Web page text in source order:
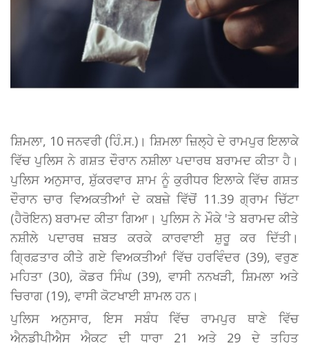
ਸ਼ਿਮਲਾ, 10 ਜਨਵਰੀ (ਹਿੰ.ਸ.)। ਸ਼ਿਮਲਾ ਜ਼ਿਲ੍ਹੇ ਦੇ ਰਾਮਪੁਰ ਇਲਾਕੇ
ਵਿੱਚ ਪੁਲਿਸ ਨੇ ਗਸ਼ਤ ਦੌਰਾਨ ਨਸ਼ੀਲਾ ਪਦਾਰਥ ਬਰਾਮਦ ਕੀਤਾ ਹੈ।
ਪੁਲਿਸ ਅਨੁਸਾਰ, ਸ਼ੁੱਕਰਵਾਰ ਸ਼ਾਮ ਨੂੰ ਕੁਰੀਧਰ ਇਲਾਕੇ ਵਿੱਚ ਗਸ਼ਤ
ਦੌਰਾਨ ਚਾਰ ਵਿਅਕਤੀਆਂ ਦੇ ਕਬਜ਼ੇ ਵਿੱਚੋਂ 11.39 ਗ੍ਰਾਮ ਚਿੱਟਾ
(ਹੈਰੋਇਨ) ਬਰਾਮਦ ਕੀਤਾ ਗਿਆ। ਪੁਲਿਸ ਨੇ ਮੌਕੇ 'ਤੇ ਬਰਾਮਦ ਕੀਤੇ
ਨਸ਼ੀਲੇ ਪਦਾਰਥ ਜ਼ਬਤ ਕਰਕੇ ਕਾਰਵਾਈ ਸ਼ੁਰੂ ਕਰ ਦਿੱਤੀ।
ਗ੍ਰਿਫ਼ਤਾਰ ਕੀਤੇ ਗਏ ਵਿਅਕਤੀਆਂ ਵਿੱਚ ਹਰਵਿੰਦਰ (39), ਵਰੁਣ
ਮਹਿਤਾ (30), ਕੋਡਰ ਸਿੰਘ (39), ਵਾਸੀ ਨਨਖੜੀ, ਸ਼ਿਮਲਾ ਅਤੇ
ਚਿਰਾਗ (19), ਵਾਸੀ ਕੋਟਖਾਈ ਸ਼ਾਮਲ ਹਨ।
ਪੁਲਿਸ ਅਨੁਸਾਰ, ਇਸ ਸਬੰਧ ਵਿੱਚ ਰਾਮਪੁਰ ਥਾਣੇ ਵਿੱਚ
ਐਨਡੀਪੀਐਸ ਐਕਟ ਦੀ ਧਾਰਾ 21 ਅਤੇ 29 ਦੇ ਤਹਿਤ